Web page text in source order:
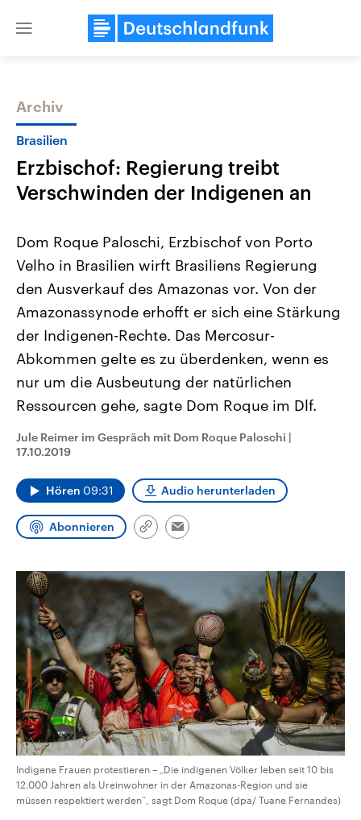
Close
Themen
Landtagswahl Sachsen-Anhalt
2026
Alle Informationen
Sachsen-Anhalt wählt am 6.
September 2026 einen neuen
Landtag. Seit 2021 wird das
Bundesland von einer Koalition aus
CDU, SPD und FDP regiert.-
Umfragen, Prognosen,
Wahlprogramme, aktuelle Berichte
und Hintergründe zu den Parteien
Wahl.
Aktuelle Beiträge,
Hintergründe
Wirtschaftlich und
gehören die Vereinigten
den mächtigsten Ländern
mit großem Einfluss auf
Sendungen Programm Podcasts
Audio-Archiv
Archiv
Brasilien
Erzbischof: Regierung treibt
Verschwinden der Indigenen an
Dom Roque Paloschi, Erzbischof von Porto
Velho in Brasilien wirft Brasiliens Regierung
den Ausverkauf des Amazonas vor. Von der
Amazonassynode erhofft er sich eine Stärkung
der Indigenen-Rechte. Das Mercosur-
Abkommen gelte es zu überdenken, wenn es
nur um die Ausbeutung der natürlichen
Ressourcen gehe, sagte Dom Roque im Dlf.
Jule Reimer im Gespräch mit Dom Roque Paloschi |
17.10.2019
Hören 09:31 Audio herunterladen
Abonnieren
Link
Email
Indigene Frauen protestieren – „Die indigenen Völker leben seit 10 bis
12.000 Jahren als Ureinwohner in der Amazonas-Region und sie
müssen respektiert werden“, sagt Dom Roque (dpa/ Tuane Fernandes)